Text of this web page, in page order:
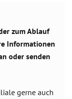
zum Ablauf
Informationen
oder senden
gerne auch